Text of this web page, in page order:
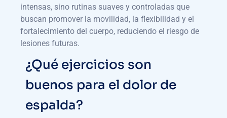
intensas, sino rutinas suaves y controladas que
buscan promover la movilidad, la flexibilidad y el
fortalecimiento del cuerpo, reduciendo el riesgo de
lesiones futuras.
¿Qué ejercicios son
buenos para el dolor de
espalda?